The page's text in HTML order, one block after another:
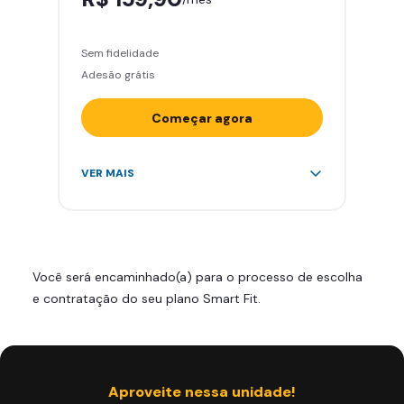
Sem fidelidade
Adesão grátis
Começar agora
Acesso ilimitado a +2.000
Skeelo App (Audiobook)*
Área de musculação e aeróbicos
VER MAIS
Você será encaminhado(a) para o processo de escolha
e contratação do seu plano Smart Fit.
Aproveite nessa unidade!